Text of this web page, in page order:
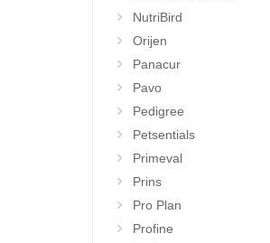
NutriBird
Orijen
Panacur
Pavo
Pedigree
Petsentials
Primeval
Prins
Pro Plan
Profine